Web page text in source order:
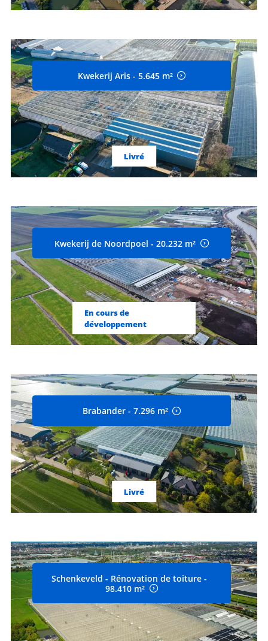
Kwekerij Aris - 5.645 m²
Livré
Kwekerij de Noordpoel - 20.232 m²
En cours de
développement
Brabander - 7.296 m²
Livré
Schenkeveld - Rénovation de toiture -
98.410 m²